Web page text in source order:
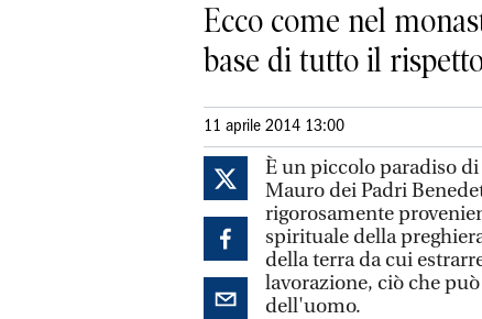
Ecco come nel
base di tutto il
11 aprile 2014 13:00
È un piccolo paradiso
Mauro dei Padri
rigorosamente
spirituale della
della terra da cui
lavorazione, ciò che
dell'uomo.